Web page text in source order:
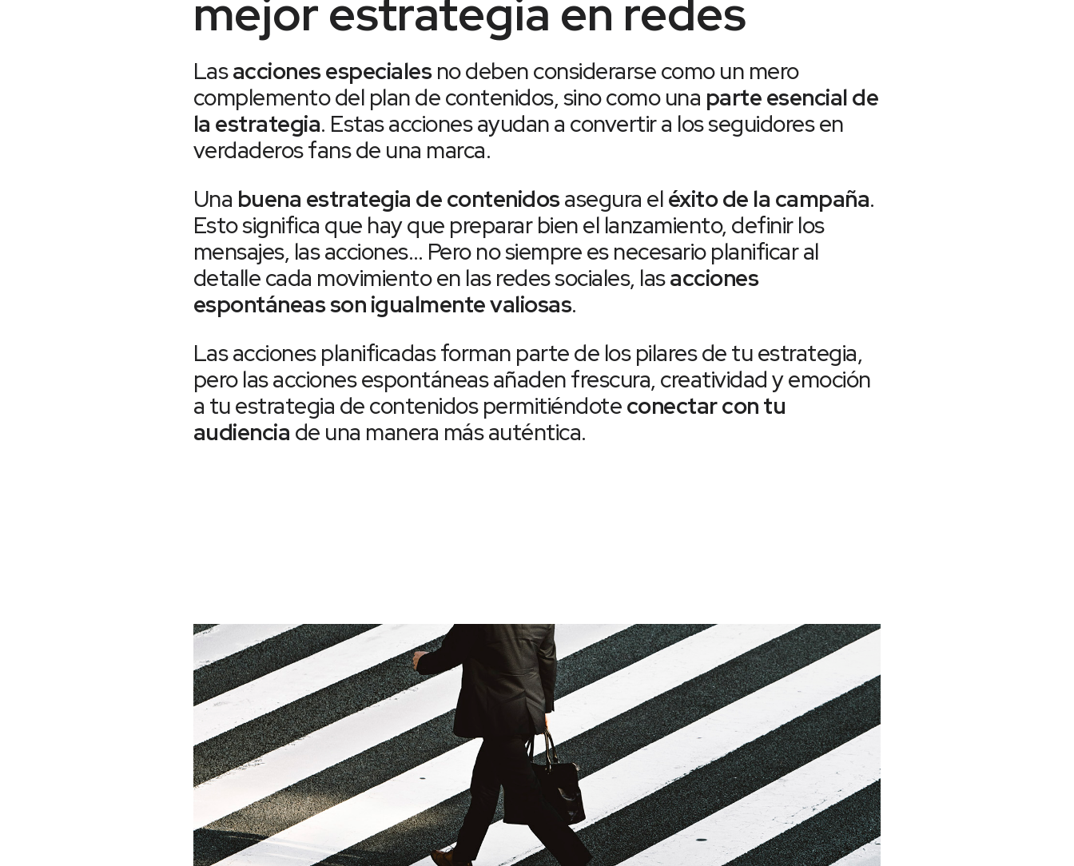
mejor estrategia en redes
Lasacciones especialesno deben considerarse como un mero
complemento del plan de contenidos, sino como una parte esencial de
la estrategia. Estas acciones ayudan a convertir a los seguidores en
verdaderos fans de una marca.
Una buena estrategia de contenidosasegura eléxito de la campaña.
Esto significa que hay que preparar bien el lanzamiento, definir los
mensajes, las acciones… Pero no siempre es necesario planificar al
detalle cada movimiento en las redes sociales, lasacciones
espontáneas son igualmente valiosas.
Las acciones planificadas forman parte de los pilares de tu estrategia,
pero las acciones espontáneas añaden frescura, creatividad y emoción
a tu estrategia de contenidos permitiéndoteconectar con tu
audiencia de una manera más auténtica.